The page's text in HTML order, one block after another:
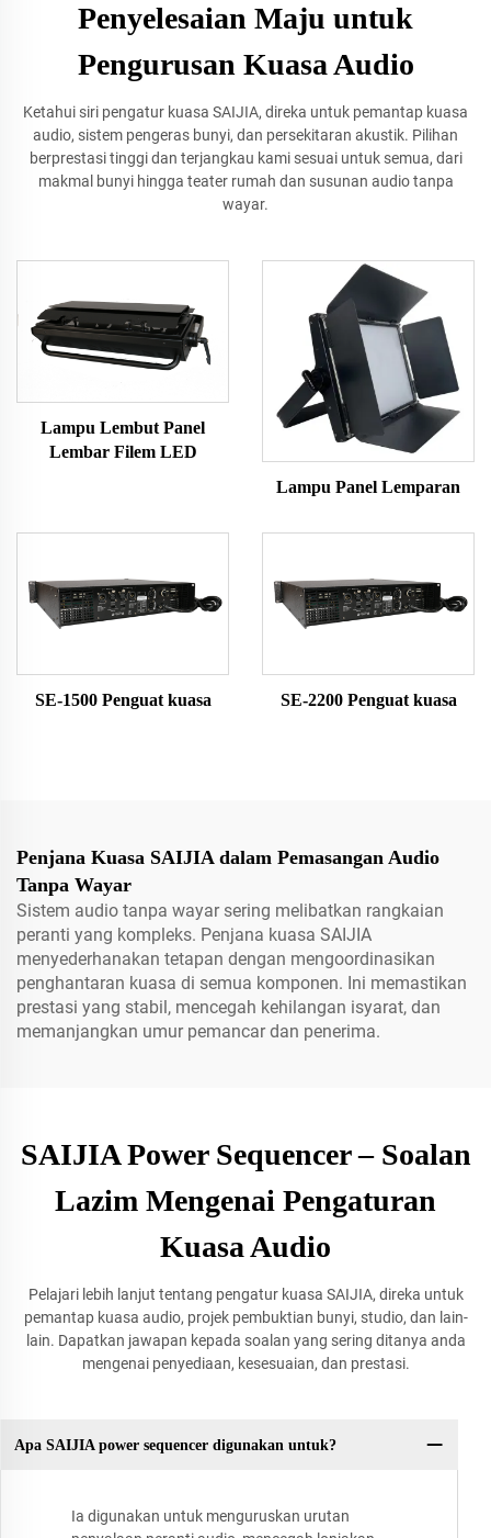
Penyelesaian Maju untuk
Pengurusan Kuasa Audio
Ketahui siri pengatur kuasa SAIJIA, direka untuk pemantap kuasa
audio, sistem pengeras bunyi, dan persekitaran akustik. Pilihan
berprestasi tinggi dan terjangkau kami sesuai untuk semua, dari
makmal bunyi hingga teater rumah dan susunan audio tanpa
wayar.
Lampu Lembut Panel
Lembar Filem LED
Lampu Panel Lemparan
SE-1500 Penguat kuasa SE-2200 Penguat kuasa
Penjana Kuasa SAIJIA dalam Pemasangan Audio
Tanpa Wayar
Sistem audio tanpa wayar sering melibatkan rangkaian
peranti yang kompleks. Penjana kuasa SAIJIA
menyederhanakan tetapan dengan mengoordinasikan
penghantaran kuasa di semua komponen. Ini memastikan
prestasi yang stabil, mencegah kehilangan isyarat, dan
memanjangkan umur pemancar dan penerima.
SAIJIA Power Sequencer – Soalan
Lazim Mengenai Pengaturan
Kuasa Audio
Pelajari lebih lanjut tentang pengatur kuasa SAIJIA, direka untuk
pemantap kuasa audio, projek pembuktian bunyi, studio, dan lain-
lain. Dapatkan jawapan kepada soalan yang sering ditanya anda
mengenai penyediaan, kesesuaian, dan prestasi.
Apa SAIJIA power sequencer digunakan untuk?
Ia digunakan untuk menguruskan urutan